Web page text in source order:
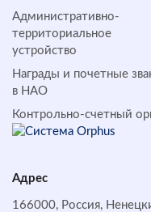
Административно-
территориальное
устройство
Награды и почетные
в НАО
Контрольно-счетный
Адрес
166000, Россия,